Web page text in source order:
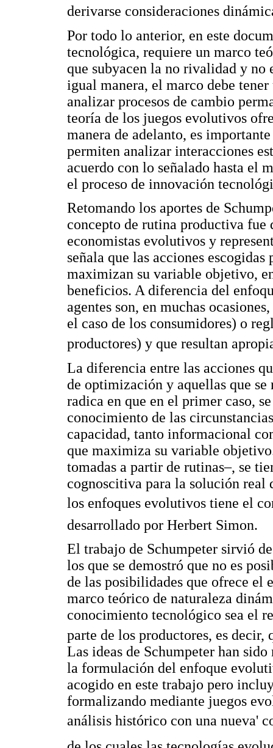
derivarse consideraciones
Por todo lo anterior, en este
tecnológica, requiere un marco
que subyacen la no rivalidad y no
igual manera, el marco debe
analizar procesos de cambio
teoría de los juegos evolutivos
manera de adelanto, es
permiten analizar interacciones
acuerdo con lo señalado hasta el
el proceso de innovación
Retomando los aportes de
concepto de rutina productiva fue
economistas evolutivos y
señala que las acciones
maximizan su variable objetivo,
beneficios. A diferencia del
agentes son, en muchas
el caso de los consumidores) o
productores) y que resultan
La diferencia entre las acciones
de optimización y aquellas que
radica en que en el primer caso,
conocimiento de las
capacidad, tanto informacional
que maximiza su variable
tomadas a partir de rutinas–, se
cognoscitiva para la solución real
los enfoques evolutivos tiene el
desarrollado por Herbert Simon.
El trabajo de Schumpeter sirvió
los que se demostró que no es
de las posibilidades que ofrece el
marco teórico de naturaleza
conocimiento tecnológico sea el
parte de los productores, es decir,
Las ideas de Schumpeter han
la formulación del enfoque
acogido en este trabajo pero
formalizando mediante juegos
análisis histórico con una nueva'